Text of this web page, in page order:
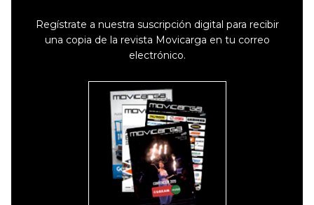
Regístrate a nuestra suscripción digital para recibir
una copia de la revista Movicarga en tu correo
electrónico.